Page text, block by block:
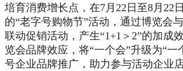
培育消费增长点，在7月22日至8月22
的“老字号购物节”活动，通过博览会
联动促销活动，产生“1+1＞2”的加成
览会品牌效应，将“一个会”升级为“一
号企业品牌推广，助力参与活动企业